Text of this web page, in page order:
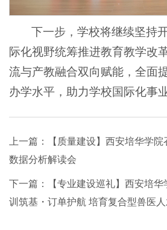
下一步，学校将继续坚持
际化视野统筹推进教育教学改
流与产教融合双向赋能，全面
办学水平，助力学校国际化事
上一篇：
【质量建设】西安培华学
数据分析解读会
下一篇：
【专业建设巡礼】西安培
训筑基・订单护航 培育复合型兽医